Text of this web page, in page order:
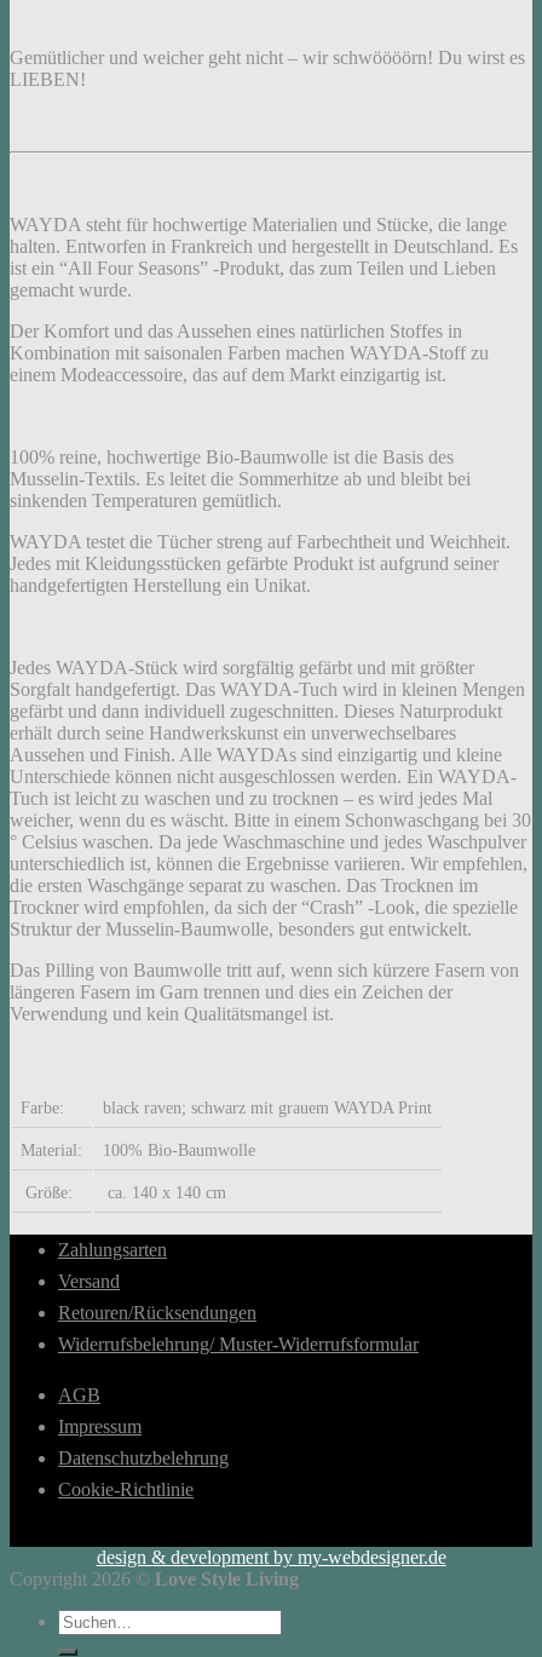
Gemütlicher und weicher geht nicht – wir schwöööörn! Du wirst es
LIEBEN!
WAYDA steht für hochwertige Materialien und Stücke, die lange
halten. Entworfen in Frankreich und hergestellt in Deutschland. Es
ist ein “All Four Seasons” -Produkt, das zum Teilen und Lieben
gemacht wurde.
Der Komfort und das Aussehen eines natürlichen Stoffes in
Kombination mit saisonalen Farben machen WAYDA-Stoff zu
einem Modeaccessoire, das auf dem Markt einzigartig ist.
100% reine, hochwertige Bio-Baumwolle ist die Basis des
Musselin-Textils. Es leitet die Sommerhitze ab und bleibt bei
sinkenden Temperaturen gemütlich.
WAYDA testet die Tücher streng auf Farbechtheit und Weichheit.
Jedes mit Kleidungsstücken gefärbte Produkt ist aufgrund seiner
handgefertigten Herstellung ein Unikat.
Jedes WAYDA-Stück wird sorgfältig gefärbt und mit größter
Sorgfalt handgefertigt. Das WAYDA-Tuch wird in kleinen Mengen
gefärbt und dann individuell zugeschnitten. Dieses Naturprodukt
erhält durch seine Handwerkskunst ein unverwechselbares
Aussehen und Finish. Alle WAYDAs sind einzigartig und kleine
Unterschiede können nicht ausgeschlossen werden. Ein WAYDA-
Tuch ist leicht zu waschen und zu trocknen – es wird jedes Mal
weicher, wenn du es wäscht. Bitte in einem Schonwaschgang bei 30
° Celsius waschen. Da jede Waschmaschine und jedes Waschpulver
unterschiedlich ist, können die Ergebnisse variieren. Wir empfehlen,
die ersten Waschgänge separat zu waschen. Das Trocknen im
Trockner wird empfohlen, da sich der “Crash” -Look, die spezielle
Struktur der Musselin-Baumwolle, besonders gut entwickelt.
Das Pilling von Baumwolle tritt auf, wenn sich kürzere Fasern von
längeren Fasern im Garn trennen und dies ein Zeichen der
Verwendung und kein Qualitätsmangel ist.
Farbe: black raven; schwarz mit grauem WAYDA Print
Material: 100% Bio-Baumwolle
Größe: ca. 140 x 140 cm
Zahlungsarten
Versand
Retouren/Rücksendungen
Widerrufsbelehrung/ Muster-Widerrufsformular
AGB
Impressum
Datenschutzbelehrung
Cookie-Richtlinie
design & development by my-webdesigner.de
Copyright 2026 © Love Style Living
Suchen
nach: